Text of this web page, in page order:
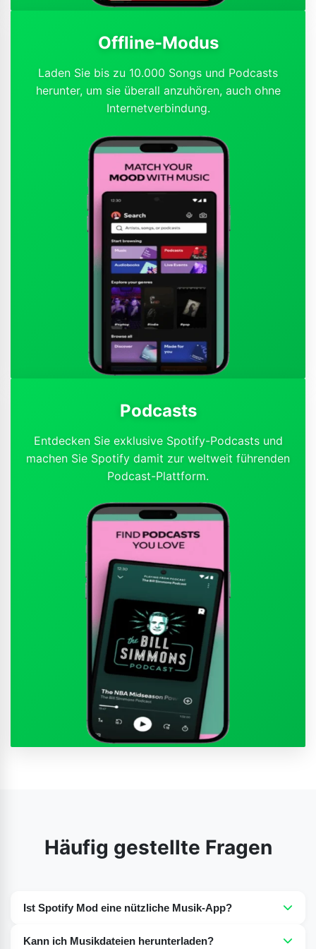
Offline-Modus
Laden Sie bis zu 10.000 Songs und Podcasts
herunter, um sie überall anzuhören, auch ohne
Internetverbindung.
Podcasts
Entdecken Sie exklusive Spotify-Podcasts und
machen Sie Spotify damit zur weltweit führenden
Podcast-Plattform.
Häufig gestellte Fragen
Ist Spotify Mod eine nützliche Musik-App?
Kann ich Musikdateien herunterladen?